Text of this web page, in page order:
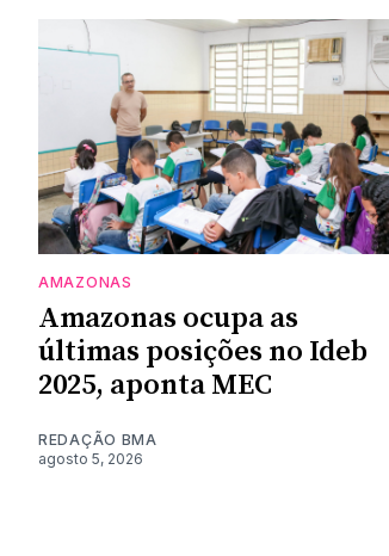
AMAZONAS
Amazonas ocupa as
últimas posições no Ideb
2025, aponta MEC
REDAÇÃO BMA
agosto 5, 2026